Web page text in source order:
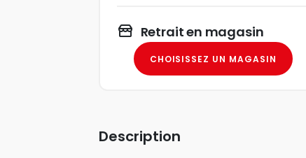
Retrait en magasin
CHOISISSEZ UN MAGASIN
Description